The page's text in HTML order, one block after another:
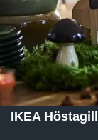
IKEA